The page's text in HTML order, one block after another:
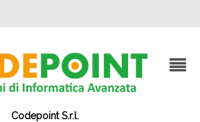
Codepoint S.r.l.